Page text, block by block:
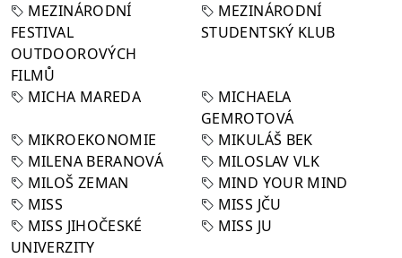
MEZINÁRODNÍ
FESTIVAL
OUTDOOROVÝCH
FILMŮ
MEZINÁRODNÍ
STUDENTSKÝ KLUB
MICHA MAREDA
MICHAELA
GEMROTOVÁ
MIKROEKONOMIE
MIKULÁŠ BEK
MILENA BERANOVÁ
MILOSLAV VLK
MILOŠ ZEMAN
MIND YOUR MIND
MISS
MISS JČU
MISS JIHOČESKÉ
UNIVERZITY
MISS JU